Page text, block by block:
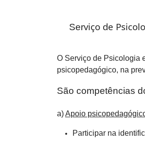
Serviço de
O Serviço de Psicologia
psicopedagógico, na
São competências
a)Apoio
Participar na